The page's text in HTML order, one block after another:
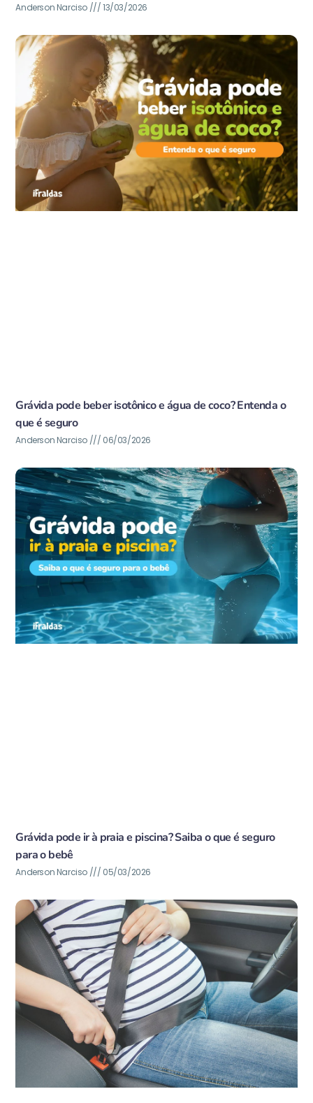
Anderson Narciso 13/03/2026
Grávida pode beber isotônico e água de coco? Entenda o
que é seguro
Anderson Narciso 06/03/2026
Grávida pode ir à praia e piscina? Saiba o que é seguro
para o bebê
Anderson Narciso 05/03/2026